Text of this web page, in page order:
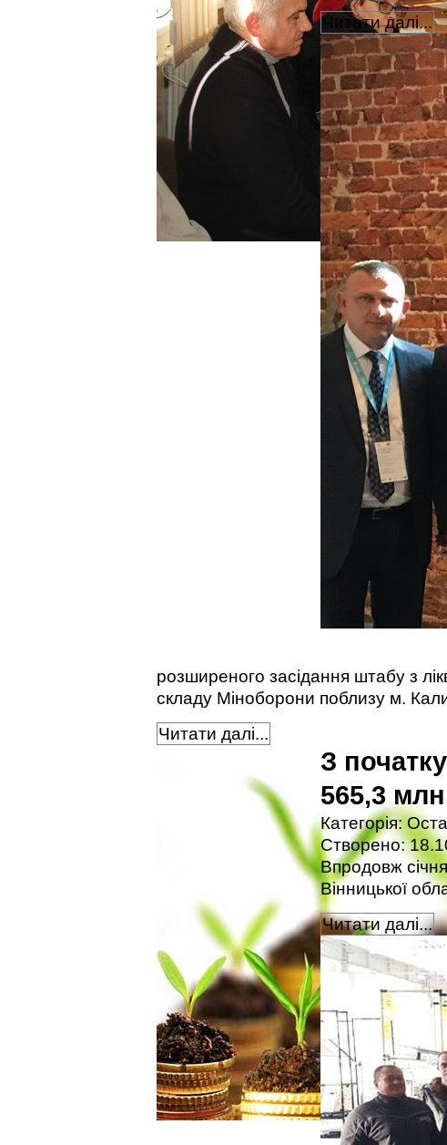
Читати далі...
розширеного засідання штабу з
складу Міноборони поблизу м.
Читати далі...
З
565,3
Категорія:
Створено:
Впродовж
Вінницької
Читати далі...